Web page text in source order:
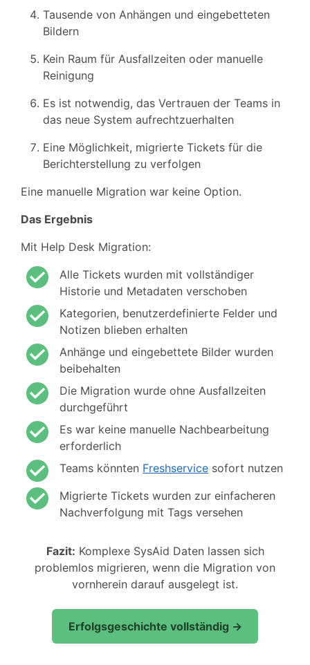
Tausende von Anhängen und eingebetteten
Bildern
Kein Raum für Ausfallzeiten oder manuelle
Reinigung
Es ist notwendig, das Vertrauen der Teams in
das neue System aufrechtzuerhalten
Eine Möglichkeit, migrierte Tickets für die
Berichterstellung zu verfolgen
Eine manuelle Migration war keine Option.
Das Ergebnis
Mit Help Desk Migration:
Alle Tickets wurden mit vollständiger
Historie und Metadaten verschoben
Kategorien, benutzerdefinierte Felder und
Notizen blieben erhalten
Anhänge und eingebettete Bilder wurden
beibehalten
Die Migration wurde ohne Ausfallzeiten
durchgeführt
Es war keine manuelle Nachbearbeitung
erforderlich
Teams könnten Freshservice sofort nutzen
Migrierte Tickets wurden zur einfacheren
Nachverfolgung mit Tags versehen
Fazit: Komplexe SysAid Daten lassen sich
problemlos migrieren, wenn die Migration von
vornherein darauf ausgelegt ist.
Erfolgsgeschichte vollständig →